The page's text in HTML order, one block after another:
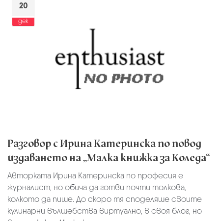
20
дек
Разговор с Ирина Катеринска по повод
издаването на „Малка книжка за Коледа“
Авторката Ирина Катеринска по професия е
журналист, но обича да готви почти толкова,
колкото да пише. До скоро тя споделяше своите
кулинарни вълшебства виртуално, в своя блог, но